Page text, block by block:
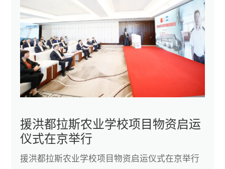
援洪都拉斯农业学校项目物资启运
仪式在京举行
援洪都拉斯农业学校项目物资启运仪式在京举行